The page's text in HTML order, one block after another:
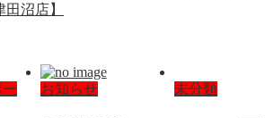
沼店】
ー
お知らせ 未分類